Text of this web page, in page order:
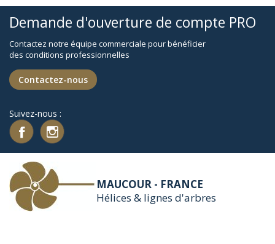
Demande d'ouverture de compte PRO
Contactez notre équipe commerciale pour bénéficier
des conditions professionnelles
Contactez-nous
Suivez-nous :
MAUCOUR - FRANCE
Hélices & lignes d'arbres